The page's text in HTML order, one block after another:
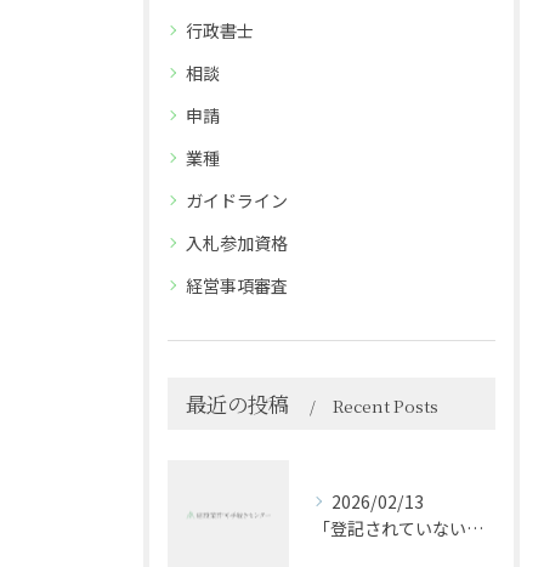
行政書士
相談
申請
業種
ガイドライン
入札参加資格
経営事項審査
最近の投稿 Recent Posts
2026/02/13
「登記されていないことの証明書」の電子証明書について